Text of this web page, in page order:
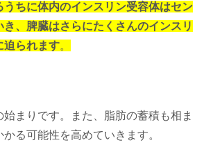
うちに体内のインスリン受容体はセン
、脾臓はさらにたくさんのインスリ
迫られます。
始まりです。また、脂肪の蓄積も相ま
る可能性を高めていきます。